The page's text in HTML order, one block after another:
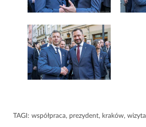
TAGI: współpraca, prezydent, kraków, wizyta